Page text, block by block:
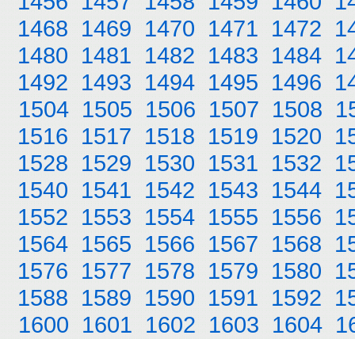
1468 1469 1470 1471 1472
1480 1481 1482 1483 1484
1492 1493 1494 1495 1496
1504 1505 1506 1507 1508
1516 1517 1518 1519 1520
1528 1529 1530 1531 1532
1540 1541 1542 1543 1544
1552 1553 1554 1555 1556
1564 1565 1566 1567 1568
1576 1577 1578 1579 1580
1588 1589 1590 1591 1592
1600 1601 1602 1603 1604